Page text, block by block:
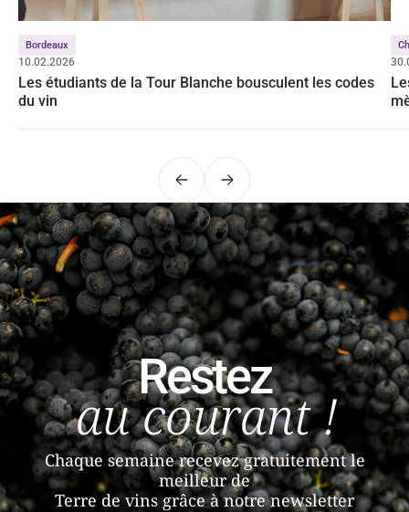
Bordeaux
10.02.2026
Les étudiants de la Tour Blanche bousculent les codes
du vin
PrécédentSuivant
Restez
au courant !
Chaque semaine recevez gratuitement le
meilleur de
Terre de vins grâce à notre newsletter